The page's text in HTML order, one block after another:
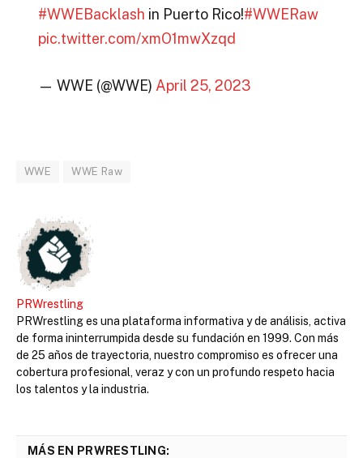
#WWEBacklash in Puerto Rico!#WWERaw
pic.twitter.com/xmO1mwXzqd
— WWE (@WWE) April 25, 2023
WWE WWE Raw
PRWrestling
PRWrestling es una plataforma informativa y de análisis, activa
de forma ininterrumpida desde su fundación en 1999. Con más
de 25 años de trayectoria, nuestro compromiso es ofrecer una
cobertura profesional, veraz y con un profundo respeto hacia
los talentos y la industria.
MÁS EN PRWRESTLING: